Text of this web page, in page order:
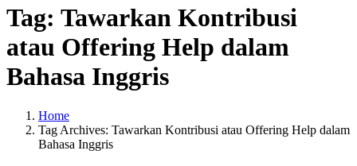
Tag: Tawarkan Kontribusi
atau Offering Help dalam
Bahasa Inggris
Home
Tag Archives: Tawarkan Kontribusi atau Offering Help dalam
Bahasa Inggris